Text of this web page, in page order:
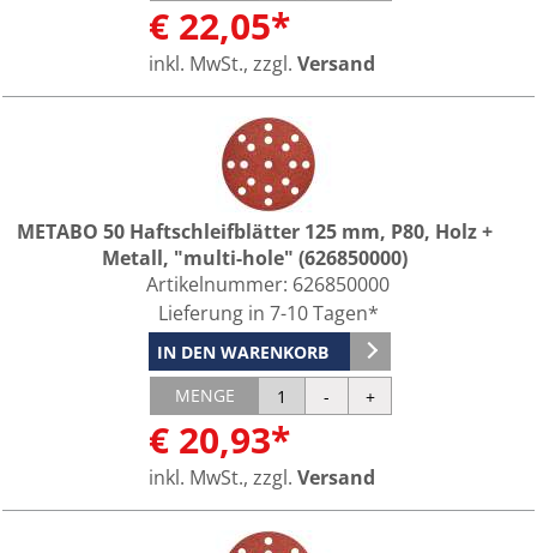
€ 22,05*
inkl. MwSt., zzgl. Versand
METABO 50 Haftschleifblätter 125 mm, P80, Holz +
Metall, "multi-hole" (626850000)
Artikelnummer: 626850000
Lieferung in 7-10 Tagen*
IN DEN WARENKORB
MENGE
€ 20,93*
inkl. MwSt., zzgl. Versand